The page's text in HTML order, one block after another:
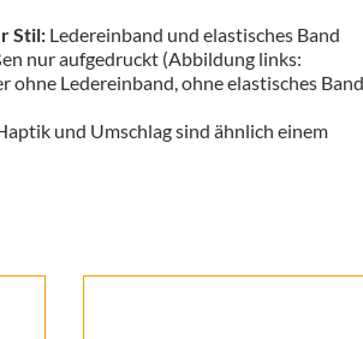
Stil:Ledereinband und elastisches Band
nur aufgedruckt (Abbildung links:
ohne Ledereinband, ohne elastisches
und Umschlag sind ähnlich einem